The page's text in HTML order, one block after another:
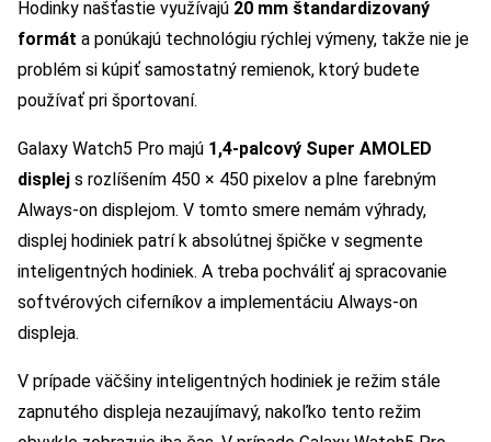
Hodinky našťastie využívajú 20 mm štandardizovaný
formát a ponúkajú technológiu rýchlej výmeny, takže nie je
problém si kúpiť samostatný remienok, ktorý budete
používať pri športovaní.
Galaxy Watch5 Pro majú 1,4-palcový Super AMOLED
displej s rozlíšením 450 × 450 pixelov a plne farebným
Always-on displejom. V tomto smere nemám výhrady,
displej hodiniek patrí k absolútnej špičke v segmente
inteligentných hodiniek. A treba pochváliť aj spracovanie
softvérových ciferníkov a implementáciu Always-on
displeja.
V prípade väčšiny inteligentných hodiniek je režim stále
zapnutého displeja nezaujímavý, nakoľko tento režim